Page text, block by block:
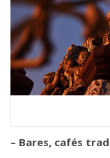
– Bares, cafés